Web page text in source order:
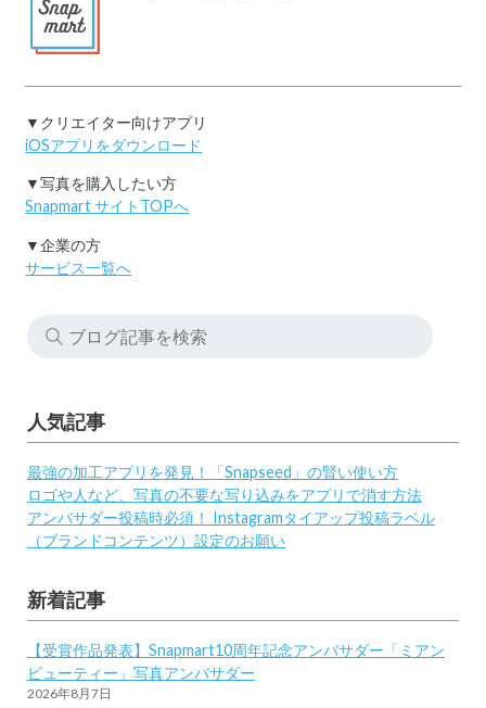
▼クリエイター向けアプリ
iOSアプリをダウンロード
▼写真を購入したい方
Snapmart サイトTOPへ
▼企業の方
サービス一覧へ
人気記事
最強の加工アプリを発見！「Snapseed」の賢い使い方
ロゴや人など、写真の不要な写り込みをアプリで消す方法
アンバサダー投稿時必須！ Instagramタイアップ投稿ラベル
（ブランドコンテンツ）設定のお願い
新着記事
【受賞作品発表】Snapmart10周年記念アンバサダー「ミアン
ビューティー」写真アンバサダー
2026年8月7日